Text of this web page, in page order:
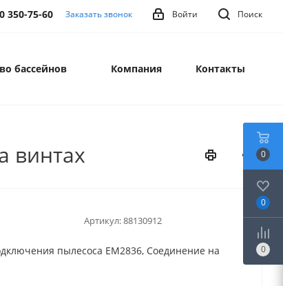
Поиск
Войти
350-75-60 Заказать звонок
бассейнов Компания Контакты
винтах
Артикул:88130912
пылесоса EM2836, Соединение на
0
0
0